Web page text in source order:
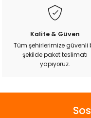
Kalite & Güven
Tüm şehirlerimize güvenli
şekilde paket teslimatı
yapıyoruz.